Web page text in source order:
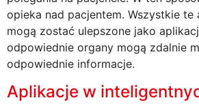
opieka nad pacjentem. Wszystkie te
mogą zostać ulepszone jako
odpowiednie organy mogą zdalnie
odpowiednie informacje.
Aplikacje w